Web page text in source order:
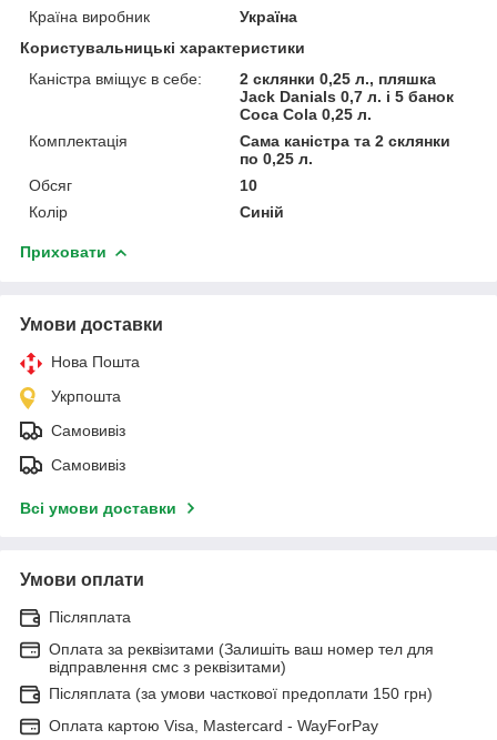
Країна виробник
Україна
Користувальницькі характеристики
Каністра вміщує в себе:
2 склянки 0,25 л., пляшка
Jack Danials 0,7 л. і 5 банок
Coca Cola 0,25 л.
Комплектація
Сама каністра та 2 склянки
по 0,25 л.
Обсяг
10
Колір
Синій
Приховати
Умови доставки
Нова Пошта
Укрпошта
Самовивіз
Самовивіз
Всі умови доставки
Умови оплати
Післяплата
Оплата за реквізитами (Залишіть ваш номер тел для
відправлення смс з реквізитами)
Післяплата (за умови часткової предоплати 150 грн)
Оплата картою Visa, Mastercard - WayForPay